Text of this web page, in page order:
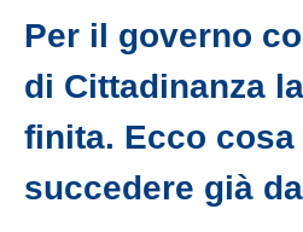
Per il governo
di Cittadinanza
finita. Ecco cosa
succedere già